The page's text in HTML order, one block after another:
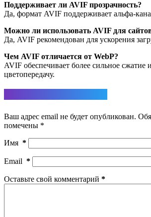
Поддерживает ли AVIF прозрачность?
Да, формат AVIF поддерживает альфа-
Можно ли использовать AVIF для
Да, AVIF рекомендован для ускорения
Чем AVIF отличается от WebP?
AVIF обеспечивает более сильное
цветопередачу.
Ваш адрес email не будет опубликован.
помечены *
Имя *
Email *
Оставьте свой комментарий *